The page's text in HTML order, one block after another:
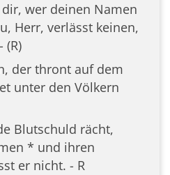
wer deinen Namen
Herr, verlässt keinen,
(R)
der thront auf dem
unter den Völkern
Blutschuld rächt,
* und ihren
er nicht. - R